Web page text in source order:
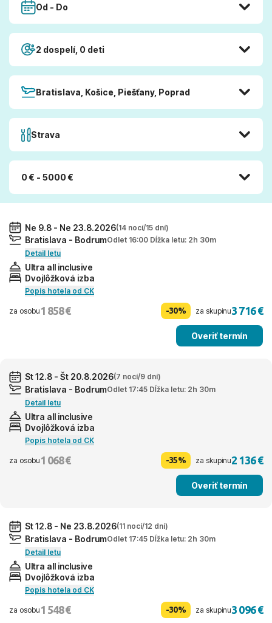
Od - Do
2 dospelí, 0 deti
Bratislava, Košice, Piešťany, Poprad
Strava
0 € - 5000 €
Ne 9.8 - Ne 23.8.2026(14 nocí/15 dní)
Bratislava - BodrumOdlet 16:00 Dĺžka letu: 2h 30m
Detail letu
Ultra all inclusive
Dvojlôžková izba
Popis hotela od CK
za osobu 1 858 € -30% za skupinu3 716 €
Overiť termín
St 12.8 - Št 20.8.2026(7 nocí/9 dní)
Bratislava - BodrumOdlet 17:45 Dĺžka letu: 2h 30m
Detail letu
Ultra all inclusive
Dvojlôžková izba
Popis hotela od CK
za osobu 1 068 € -35% za skupinu2 136 €
Overiť termín
St 12.8 - Ne 23.8.2026(11 nocí/12 dní)
Bratislava - BodrumOdlet 17:45 Dĺžka letu: 2h 30m
Detail letu
Ultra all inclusive
Dvojlôžková izba
Popis hotela od CK
za osobu 1 548 € -30% za skupinu3 096 €